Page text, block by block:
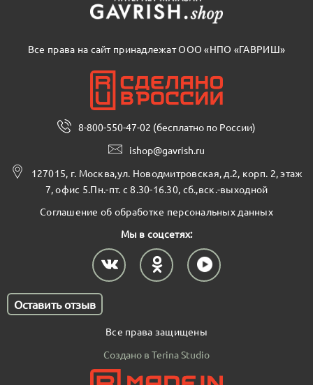
Все права на сайт принадлежат ООО «НПО «ГАВРИШ»
8-800-550-47-02 (бесплатно по России)
ishop@gavrish.ru
127015, г. Москва,ул. Новодмитровская, д.2, корп. 2, этаж
7, офис 5.Пн.-пт. с 8.30-16.30, сб.,вск.-выходной
Соглашение об обработке персональных данных
Мы в соцсетях:
Оставить отзыв
Все права защищены
Создано в Terina Studio